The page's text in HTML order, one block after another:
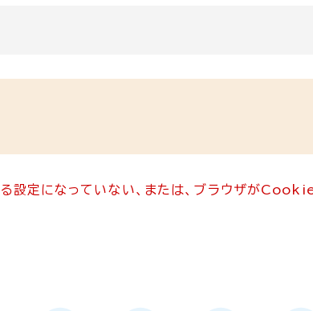
設定になっていない、または、ブラウザがCookie